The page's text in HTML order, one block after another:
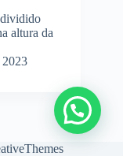
dividido
altura da
2023